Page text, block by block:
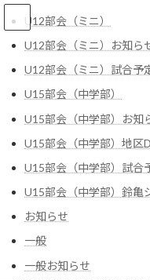
コ
ナ
お
HOME お問い合わせ
鈴鹿市バスケットボール協
「ミニ部会（U12）」「中
U12部会（ミニ）
U12部会（ミニ）お知ら
U12部会（ミニ）試合予
U15部会（中学部）
U15部会（中学部）お知
U15部会（中学部）地区
U15部会（中学部）試合
U15部会（中学部）鈴亀
お知らせ
一般
一般お知らせ